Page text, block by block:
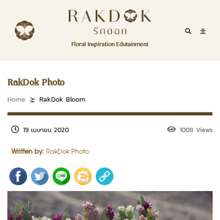
RakDok (รักดอก)
Floral Inspiration Edutainment
Mobile
RakDok
Menu
MAGAZINE
EDUTAINMENT
RAKDOK
ABOUT
CONTACT
RakDok Photo
Home RakDok Bloom
Written by: RakDok Photo
19 เมษายน 2020 1008 Views